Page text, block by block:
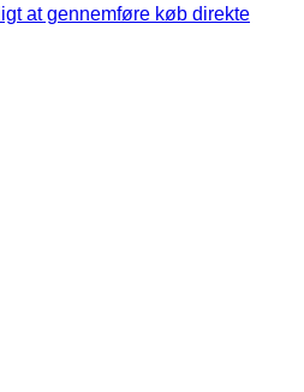
at gennemføre køb direkte